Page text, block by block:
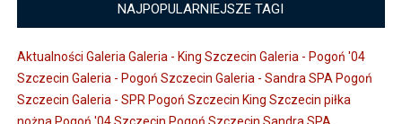
NAJPOPULARNIEJSZE TAGI
Aktualności Galeria Galeria - King Szczecin Galeria - Pogoń '04
Szczecin Galeria - Pogoń Szczecin Galeria - Sandra SPA Pogoń
Szczecin Galeria - SPR Pogoń Szczecin King Szczecin piłka